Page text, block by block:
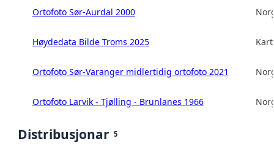
Ortofoto Sør-Aurdal 2000
Høydedata Bilde Troms 2025
Ortofoto Sør-Varanger midlertidig ortofoto 2021
Ortofoto Larvik - Tjølling - Brunlanes 1966
Distribusjonar 5